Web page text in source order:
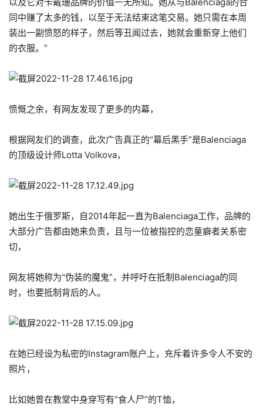
同中赚了太多的钱，以至于无法结束这笔交易。她只需在本周
装出一副愤怒的样子，然后等丑闻过去，她就会重新穿上他们
的衣服。”
愤慨之余，有网友发现了更多的内幕，
根据网友们的调查，此次广告真正的“幕后黑手”是Balenciaga
的顶级设计师Lotta Volkova，
她出生于俄罗斯，自2014年起一直为Balenciaga工作，品牌的
大部分广告都由她来负责，且与一位被指控的恋童癖者关系密
切，
网友将她称为“伪装的魔鬼”，并呼吁在抵制Balenciaga的同
时，也要抵制背后的人。
在她已经设为私密的Instagram账户上，充斥着许多令人不安的
照片，
比如她曾在教堂中身穿写有“食人尸”的T恤，